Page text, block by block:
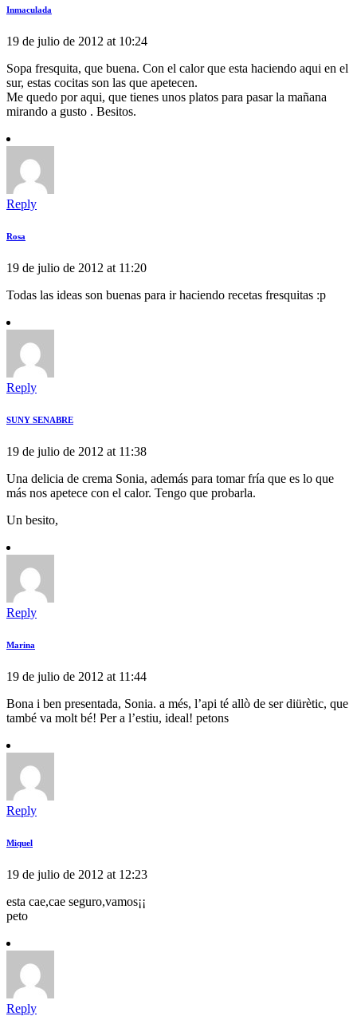
Inmaculada
19 de julio de 2012 at 10:24
Sopa fresquita, que buena. Con el calor que esta haciendo aqui en el
sur, estas cocitas son las que apetecen.
Me quedo por aqui, que tienes unos platos para pasar la mañana
mirando a gusto . Besitos.
Reply
Rosa
19 de julio de 2012 at 11:20
Todas las ideas son buenas para ir haciendo recetas fresquitas :p
Reply
SUNY SENABRE
19 de julio de 2012 at 11:38
Una delicia de crema Sonia, además para tomar fría que es lo que
más nos apetece con el calor. Tengo que probarla.
Un besito,
Reply
Marina
19 de julio de 2012 at 11:44
Bona i ben presentada, Sonia. a més, l’api té allò de ser diürètic, que
també va molt bé! Per a l’estiu, ideal! petons
Reply
Miquel
19 de julio de 2012 at 12:23
esta cae,cae seguro,vamos¡¡
peto
Reply